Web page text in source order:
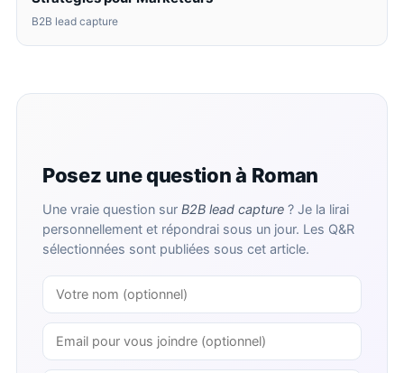
B2B lead capture
Posez une question à Roman
Une vraie question sur B2B lead capture ? Je la lirai
personnellement et répondrai sous un jour. Les Q&R
sélectionnées sont publiées sous cet article.